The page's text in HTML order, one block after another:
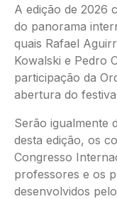
A edição de 2026
do panorama
quais Rafael
Kowalski e Pedro
participação da
abertura do
Serão igualmente
desta edição, os
Congresso
professores e os
desenvolvidos